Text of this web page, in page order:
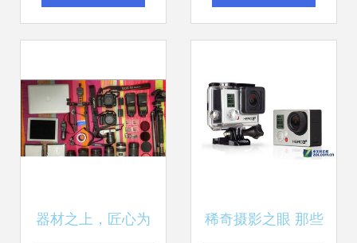
器材之上，匠心为 稀奇摄影之眼 那些